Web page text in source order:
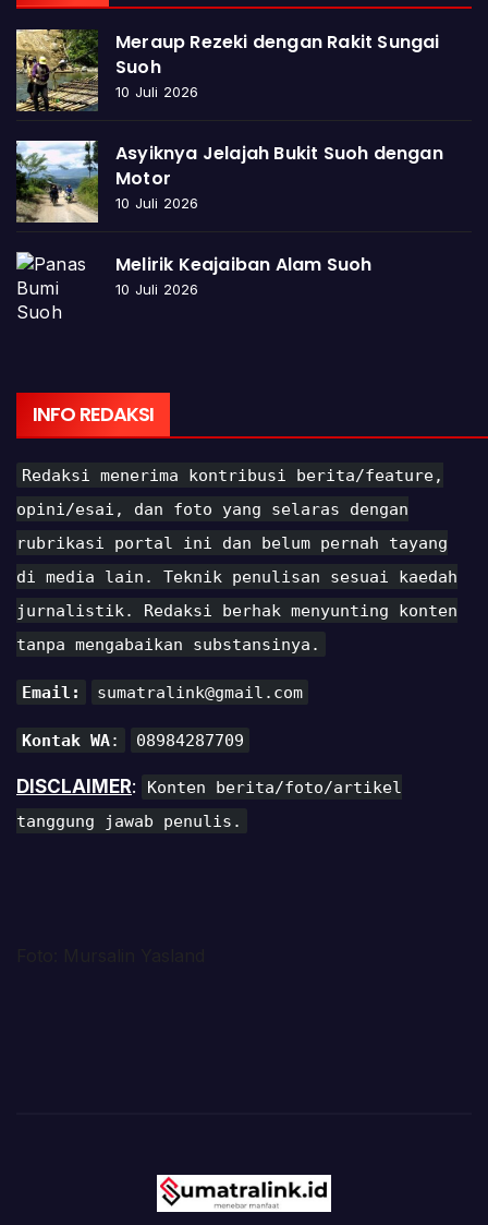
Meraup Rezeki dengan Rakit Sungai
Suoh
10 Juli 2026
Asyiknya Jelajah Bukit Suoh dengan
Motor
10 Juli 2026
Melirik Keajaiban Alam Suoh
10 Juli 2026
INFO REDAKSI
Redaksi menerima kontribusi berita/feature,
opini/esai, dan foto yang selaras dengan
rubrikasi portal ini dan belum pernah tayang
di media lain. Teknik penulisan sesuai kaedah
jurnalistik. Redaksi berhak menyunting konten
tanpa mengabaikan substansinya.
Email: sumatralink@gmail.com
Kontak WA: 08984287709
DISCLAIMER:
Konten berita/foto/artikel
tanggung jawab penulis.